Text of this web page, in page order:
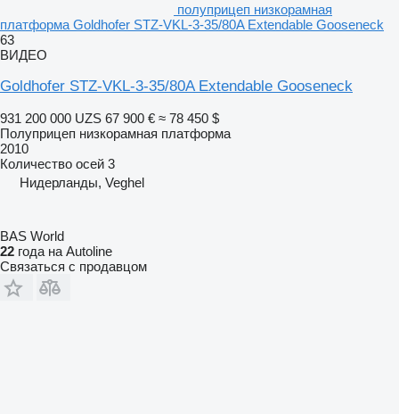
полуприцеп низкорамная
платформа Goldhofer STZ-VKL-3-35/80A Extendable Gooseneck
63
ВИДЕО
Goldhofer STZ-VKL-3-35/80A Extendable Gooseneck
931 200 000 UZS 67 900 € ≈ 78 450 $
Полуприцеп низкорамная платформа
2010
Количество осей 3
Нидерланды, Veghel
BAS World
22 года на Autoline
Связаться с продавцом